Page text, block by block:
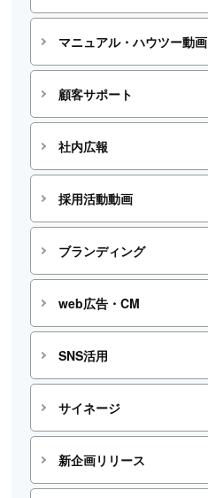
マニュアル・ハウツー動画
顧客サポート
社内広報
採用活動動画
ブランディング
web広告・CM
SNS活用
サイネージ
新企画リリース